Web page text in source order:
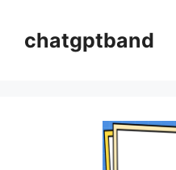
chatgptband